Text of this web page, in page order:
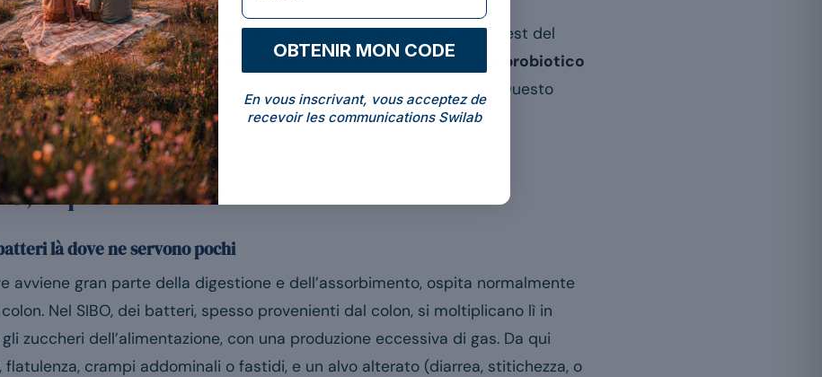
articolo. Primo:il SIBO si diagnostica e si tratta con un medico
: test del
gestione della causa[1]. Secondo:
nessun alimento, integratore o probiotico
possono contribuire al comfort, mai sostituire un parere medico. Questo
una consultazione.
e quali sintomi?
là dove ne servono pochi
avviene gran parte della digestione e dell’assorbimento, ospita normalmente
Nel SIBO, dei batteri, spesso provenienti dal colon, si moltiplicano lì in
zuccheri dell’alimentazione, con una produzione eccessiva di gas. Da qui
flatulenza, crampi addominali o fastidi, e un alvo alterato (diarrea, stitichezza, o
OBTENIR MON CODE
En vous inscrivant, vous acceptez de
recevoir les communications Swilab